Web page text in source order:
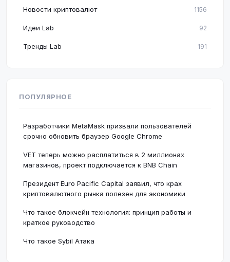
Новости криптовалют 1156
Идеи Lab 92
Тренды Lab 191
ПОПУЛЯРНОЕ
Разработчики MetaMask призвали пользователей
срочно обновить браузер Google Chrome
VET теперь можно расплатиться в 2 миллионах
магазинов, проект подключается к BNB Chain
Президент Euro Pacific Capital заявил, что крах
криптовалютного рынка полезен для экономики
Что такое блокчейн технология: принцип работы и
краткое руководство
Что такое Sybil Атака